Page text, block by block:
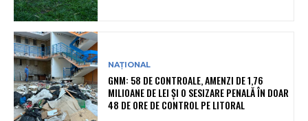
NAȚIONAL
GNM: 58 DE CONTROALE, AMENZI DE 1,76
MILIOANE DE LEI ȘI O SESIZARE PENALĂ ÎN DOAR
48 DE ORE DE CONTROL PE LITORAL